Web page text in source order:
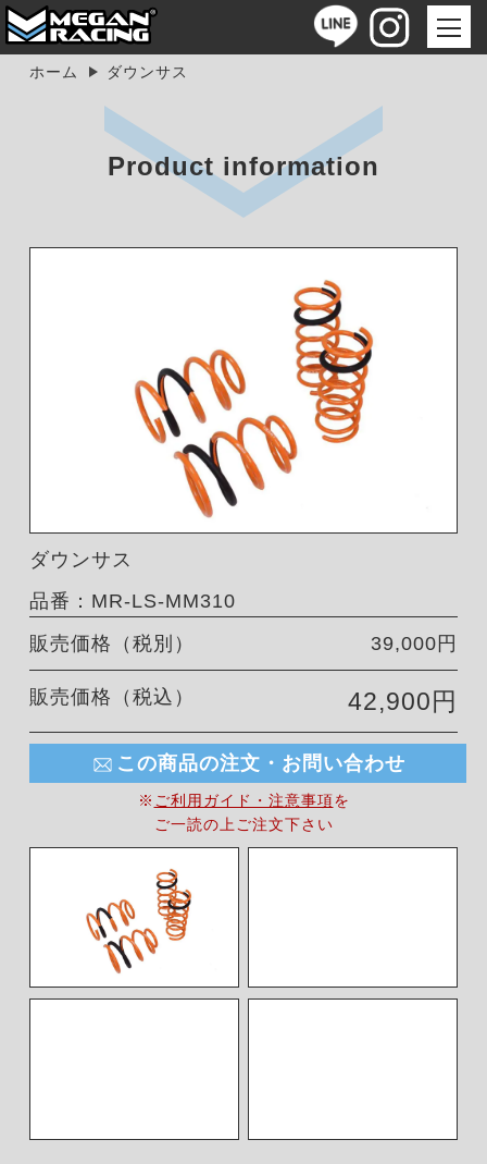
ホーム ダウンサス
Product information
ダウンサス
品番：MR-LS-MM310
販売価格（税別）
39,000円
販売価格（税込） 42,900円
この商品の注文・お問い合わせ
※ ご利用ガイド・注意事項を
ご一読の上ご注文下さい